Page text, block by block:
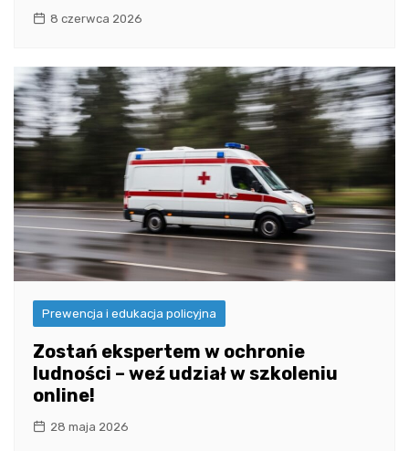
8 czerwca 2026
Prewencja i edukacja policyjna
Zostań ekspertem w ochronie
ludności – weź udział w szkoleniu
online!
28 maja 2026